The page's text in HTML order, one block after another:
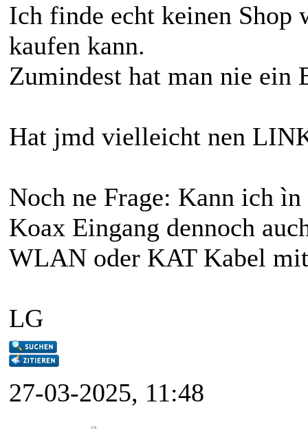
Ich finde echt keinen
kaufen kann.
Zumindest hat man nie ein
Hat jmd vielleicht nen
Noch ne Frage: Kann ich
Koax Eingang dennoch
WLAN oder KAT Kabel
LG
27-03-2025, 11:48